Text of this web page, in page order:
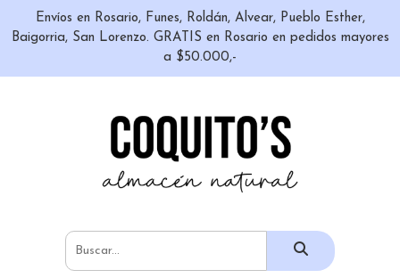
Envíos en Rosario, Funes, Roldán, Alvear, Pueblo Esther,
Baigorria, San Lorenzo. GRATIS en Rosario en pedidos mayores
a $50.000,-